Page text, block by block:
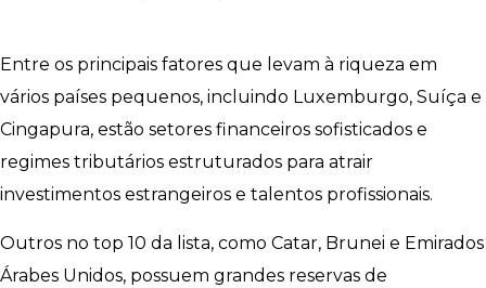
Entre os principais fatores que levam à riqueza em
vários países pequenos, incluindo Luxemburgo, Suíça e
Cingapura, estão setores financeiros sofisticados e
regimes tributários estruturados para atrair
investimentos estrangeiros e talentos profissionais.
Outros no top 10 da lista, como Catar, Brunei e Emirados
Árabes Unidos, possuem grandes reservas de